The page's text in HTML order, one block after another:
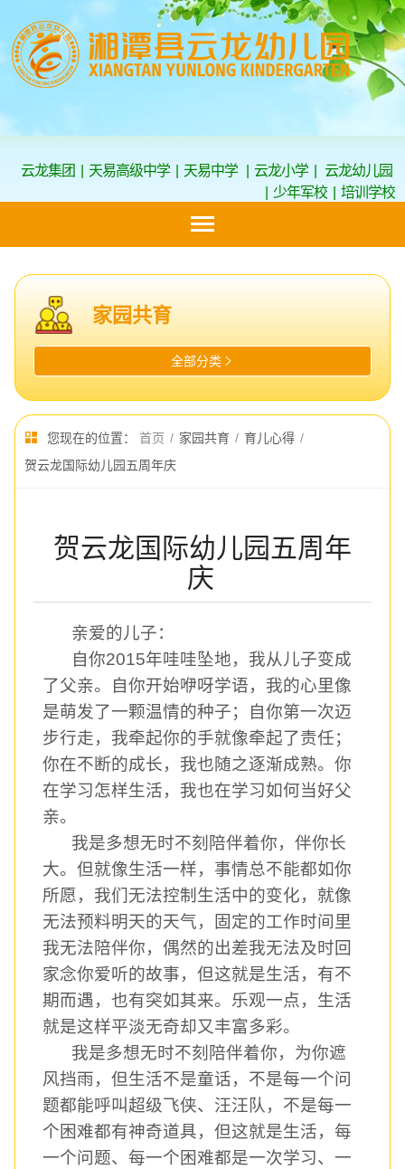
云龙集团 天易高级中学| 天易中学 云龙小学|
云龙幼儿园
少年军校| 培训学校
家园共育
全部分类 
您现在的位置： 首页 / 家园共育 / 育儿心得 /
贺云龙国际幼儿园五周年庆
贺云龙国际幼儿园五周年
庆
亲爱的儿子：
自你2015年哇哇坠地，我从儿子变成
了父亲。自你开始咿呀学语，我的心里像
是萌发了一颗温情的种子；自你第一次迈
步行走，我牵起你的手就像牵起了责任；
你在不断的成长，我也随之逐渐成熟。你
在学习怎样生活，我也在学习如何当好父
亲。
我是多想无时不刻陪伴着你，伴你长
大。但就像生活一样，事情总不能都如你
所愿，我们无法控制生活中的变化，就像
无法预料明天的天气，固定的工作时间里
我无法陪伴你，偶然的出差我无法及时回
家念你爱听的故事，但这就是生活，有不
期而遇，也有突如其来。乐观一点，生活
就是这样平淡无奇却又丰富多彩。
我是多想无时不刻陪伴着你，为你遮
风挡雨，但生活不是童话，不是每一个问
题都能呼叫超级飞侠、汪汪队，不是每一
个困难都有神奇道具，但这就是生活，每
一个问题、每一个困难都是一次学习、一